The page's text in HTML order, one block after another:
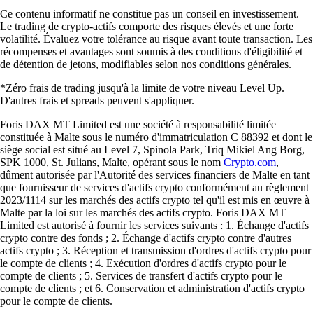
Ce contenu informatif ne constitue pas un conseil en investissement.
Le trading de crypto-actifs comporte des risques élevés et une forte
volatilité. Évaluez votre tolérance au risque avant toute transaction. Les
récompenses et avantages sont soumis à des conditions d'éligibilité et
de détention de jetons, modifiables selon nos conditions générales.
*Zéro frais de trading jusqu'à la limite de votre niveau Level Up.
D'autres frais et spreads peuvent s'appliquer.
Foris DAX MT Limited est une société à responsabilité limitée
constituée à Malte sous le numéro d'immatriculation C 88392 et dont le
siège social est situé au Level 7, Spinola Park, Triq Mikiel Ang Borg,
SPK 1000, St. Julians, Malte, opérant sous le nom Crypto.com,
dûment autorisée par l'Autorité des services financiers de Malte en tant
que fournisseur de services d'actifs crypto conformément au règlement
2023/1114 sur les marchés des actifs crypto tel qu'il est mis en œuvre à
Malte par la loi sur les marchés des actifs crypto. Foris DAX MT
Limited est autorisé à fournir les services suivants : 1. Échange d'actifs
crypto contre des fonds ; 2. Échange d'actifs crypto contre d'autres
actifs crypto ; 3. Réception et transmission d'ordres d'actifs crypto pour
le compte de clients ; 4. Exécution d'ordres d'actifs crypto pour le
compte de clients ; 5. Services de transfert d'actifs crypto pour le
compte de clients ; et 6. Conservation et administration d'actifs crypto
pour le compte de clients.